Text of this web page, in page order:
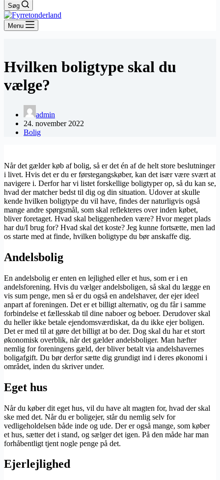
Søg
Menu
Hvilken boligtype skal du
vælge?
admin
24. november 2022
Bolig
Når det gælder køb af bolig, så er det én af de helt store beslutninger
i livet. Hvis det er du er førstegangskøber, kan det især være svært at
navigere i. Derfor har vi listet forskellige boligtyper op, så du kan se,
hvad der matcher bedst til dig og din situation. Udover at skulle
kende hvilken boligtype du vil have, findes der naturligvis også
mange andre spørgsmål, som skal reflekteres over inden købet,
bliver foretaget. Hvad skal beliggenheden være? Hvor meget plads
har du/I brug for? Hvad skal det koste? Jeg kunne fortsætte, men lad
os starte med at finde, hvilken boligtype du bør anskaffe dig.
Andelsbolig
En andelsbolig er enten en lejlighed eller et hus, som er i en
andelsforening. Hvis du vælger andelsboligen, så skal du lægge en
vis sum penge, men så er du også en andelshaver, der ejer ideel
anpart af foreningen. Det er et billigt alternativ, og du får i samme
forbindelse et fællesskab til dine naboer og beboer. Derudover skal
du heller ikke betale ejendomsværdiskat, da du ikke ejer boligen.
Det er med til at gøre det billigt at bo der. Dog skal du har et stort
økonomisk overblik, når det gælder andelsboliger. Man hæfter
nemlig for foreningens gæld, der bliver betalt via andelshavernes
boligafgift. Du bør derfor sætte dig grundigt ind i deres økonomi i
området, inden du skriver under.
Eget hus
Når du køber dit eget hus, vil du have alt magten for, hvad der skal
ske med det. Når du er boligejer, står du nemlig selv for
vedligeholdelsen både inde og ude. Der er også mange, som køber
et hus, sætter det i stand, og sælger det igen. På den måde har man
forhåbentligt tjent nogle penge på det.
Ejerlejlighed